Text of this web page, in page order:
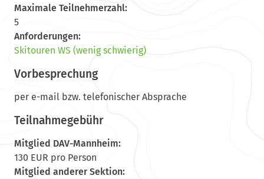
Maximale Teilnehmerzahl:
5
Anforderungen:
Skitouren WS (wenig schwierig)
Vorbesprechung
per e-mail bzw. telefonischer Absprache
Teilnahmegebühr
Mitglied DAV-Mannheim:
130 EUR pro Person
Mitglied anderer Sektion: